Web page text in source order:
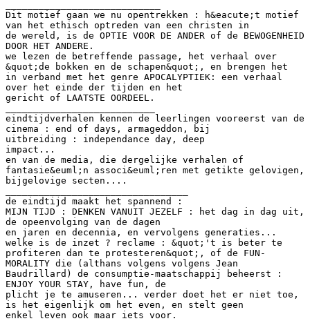
Dit motief gaan we nu opentrekken : h&eacute;t motief
van het ethisch optreden van een christen in
de wereld, is de OPTIE VOOR DE ANDER of de BEWOGENHEID
DOOR HET ANDERE.
we lezen de betreffende passage, het verhaal over
&quot;de bokken en de schapen&quot;, en brengen het
in verband met het genre APOCALYPTIEK: een verhaal
over het einde der tijden en het
gericht of LAATSTE OORDEEL.
eindtijdverhalen kennen de leerlingen vooreerst van de
cinema : end of days, armageddon, bij
uitbreiding : independance day, deep
impact...
en van de media, die dergelijke verhalen of
fantasie&euml;n associ&euml;ren met getikte gelovigen,
bijgelovige secten....
de eindtijd maakt het spannend :
MIJN TIJD : DENKEN VANUIT JEZELF : het dag in dag uit,
de opeenvolging van de dagen
en jaren en decennia, en vervolgens generaties...
welke is de inzet ? reclame : &quot;'t is beter te
profiteren dan te protesteren&quot;, of de FUN-
MORALITY die (althans volgens volgens Jean
Baudrillard) de consumptie-maatschappij beheerst :
ENJOY YOUR STAY, have fun, de
plicht je te amuseren... verder doet het er niet toe,
is het eigenlijk om het even, en stelt geen
enkel leven ook maar iets voor.